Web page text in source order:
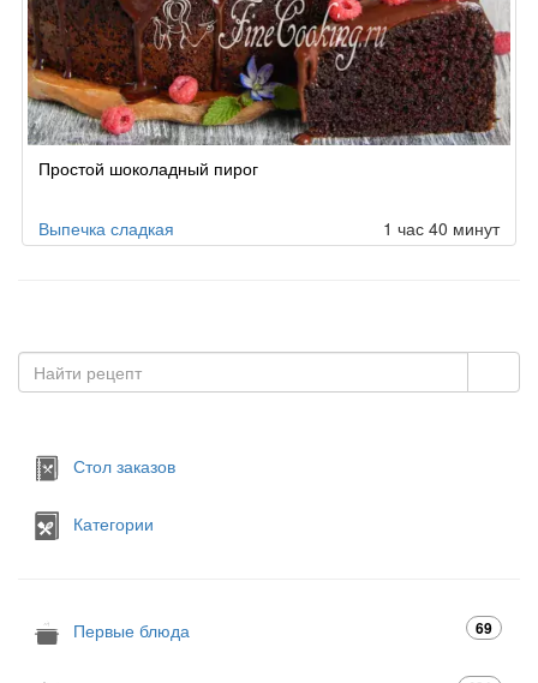
Простой шоколадный пирог
Выпечка сладкая 1 час 40 минут
Стол заказов
Категории
Первые блюда 69